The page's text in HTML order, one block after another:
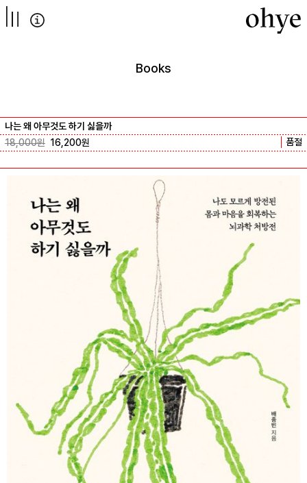
컨텐츠로
넘어가기
Books
나는 왜 아무것도 하기 싫을까
18,000원 16,200원 품절